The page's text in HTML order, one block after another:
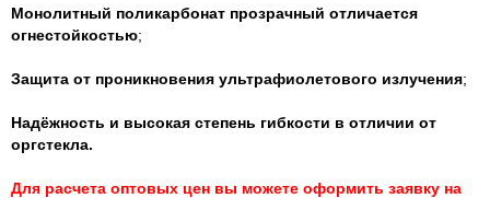
Монолитный поликарбонат прозрачный отличается
огнестойкостью;
Защита от проникновения ультрафиолетового излучения;
Надёжность и высокая степень гибкости в отличии от
оргстекла.
Для расчета оптовых цен вы можете оформить заявку на